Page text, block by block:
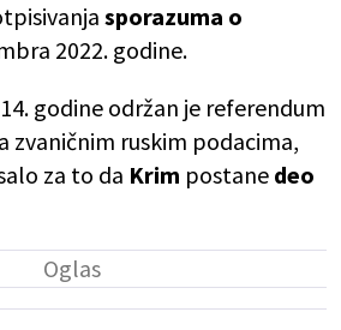
sporazuma o
2022. godine.
godine održan je referendum
zvaničnim ruskim podacima,
za to da Krim postane deo